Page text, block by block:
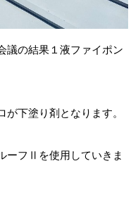
議の結果１液ファイポン
下塗り剤となります。
ーフⅡを使用していきま